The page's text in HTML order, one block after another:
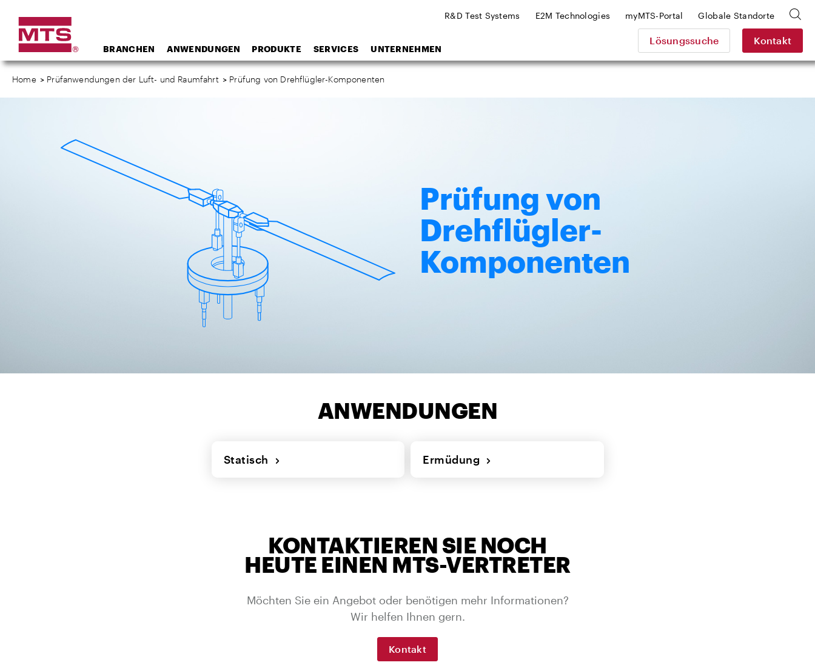
BRANCHEN ANWENDUNGEN PRODUKTE SERVICES UNTERNEHMEN
Lösungssuche Kontakt
R&D Test Systems E2M Technologies myMTS-Portal Globale Standorte
Home > Prüfanwendungen der Luft- und Raumfahrt > Prüfung von Drehflügler-Komponenten
Prüfung von
Drehflügler-
Komponenten
ANWENDUNGEN
Statisch Ermüdung
KONTAKTIEREN SIE NOCH
HEUTE EINEN MTS-VERTRETER
Möchten Sie ein Angebot oder benötigen mehr Informationen?
Wir helfen Ihnen gern.
Kontakt